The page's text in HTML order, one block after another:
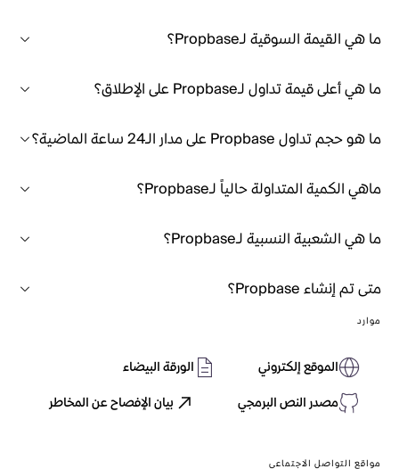
ما هي القيمة السوقية لـPropbase؟
ما هي أعلى قيمة تداول لـPropbase على الإطلاق؟
ما هو حجم تداول Propbase على مدار الـ24 ساعة الماضية؟
ماهي الكمية المتداولة حالياً لـPropbase؟
ما هي الشعبية النسبية لـPropbase؟
متى تم إنشاء Propbase؟
موارد
الموقع إلكتروني
الورقة البيضاء
مصدر النص البرمجي
بيان الإفصاح عن المخاطر
مواقع التواصل الاجتماعي